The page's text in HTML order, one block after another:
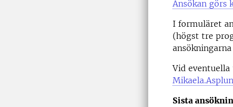
Ansökan görs
I formuläret
(högst tre
Vid
Sista